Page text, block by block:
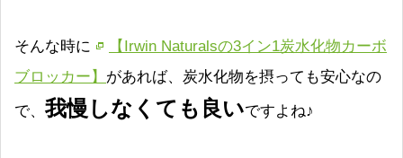
そんな時に
【Irwin Naturalsの3イン1炭水化物カーボ
ブロッカー】 があれば、炭水化物を摂っても安心なの
で、 我慢しなくても良いですよね♪